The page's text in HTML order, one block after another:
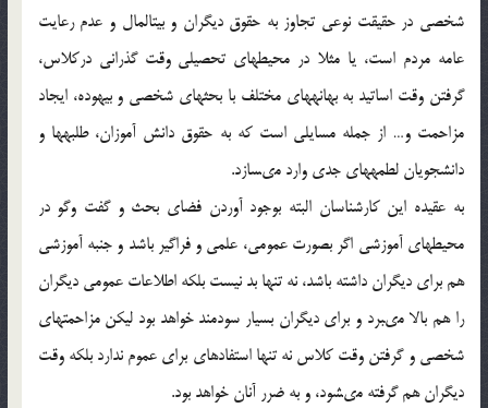
شخصى در حقيقت نوعى تجاوز به حقوق ديگران و بيت‏المال و عدم رعايت
عامه مردم است، يا مثلا در محيطهاى تحصيلى وقت گذرانى دركلاس،
گرفتن وقت اساتيد به بهانه‏هاى مختلف با بحث‏هاى شخصى و بيهوده، ايجاد
مزاحمت و… از جمله مسايلى است كه به حقوق دانش آموزان، طلبه‏ها و
دانشجويان لطمه‏هاى جدى وارد مى‏سازد.
به عقيده اين كارشناسان البته بوجود آوردن فضاى بحث و گفت وگو در
محيطهاى آموزشى اگر بصورت عمومى، علمى و فراگير باشد و جنبه آموزشى
هم براى ديگران داشته باشد، نه تنها بد نيست بلكه اطلاعات عمومى ديگران
را هم بالا مى‏برد و براى ديگران بسيار سودمند خواهد بود ليكن مزاحمت‏هاى
شخصى و گرفتن وقت كلاس نه تنها استفاده‏اى براى عموم ندارد بلكه وقت
ديگران هم گرفته مى‏شود، و به ضرر آنان خواهد بود.